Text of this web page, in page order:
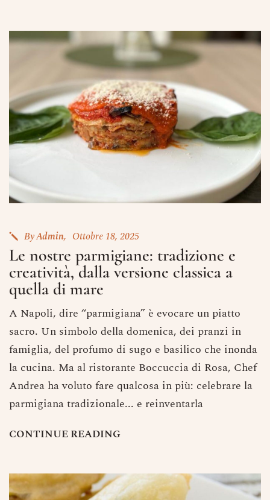
ByAdmin Ottobre 18, 2025
Le nostre parmigiane: tradizione e
creatività, dalla versione classica a
quella di mare
A Napoli, dire “parmigiana” è evocare un piatto
sacro. Un simbolo della domenica, dei pranzi in
famiglia, del profumo di sugo e basilico che inonda
la cucina. Ma al ristorante Boccuccia di Rosa, Chef
Andrea ha voluto fare qualcosa in più: celebrare la
parmigiana tradizionale... e reinventarla
CONTINUEREADING
Prenota un Tavolo